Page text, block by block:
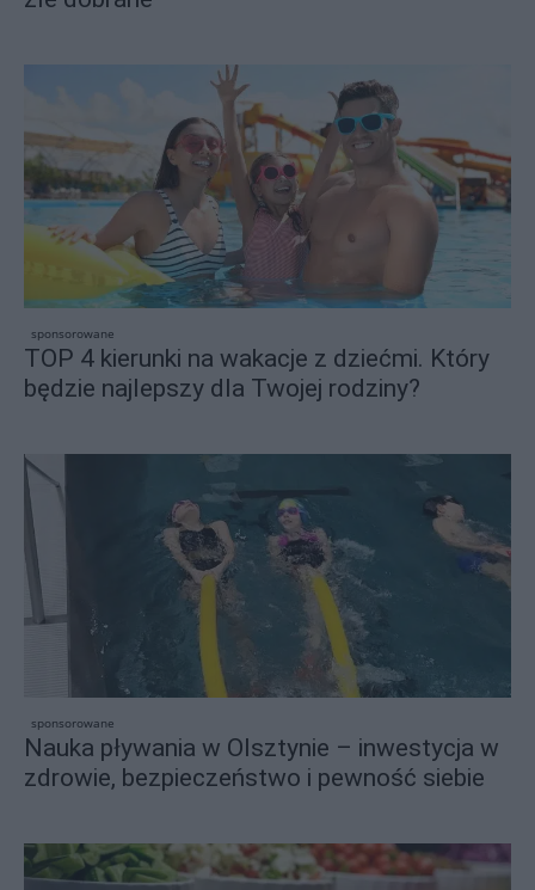
sponsorowane
TOP 4 kierunki na wakacje z dziećmi. Który
będzie najlepszy dla Twojej rodziny?
sponsorowane
Nauka pływania w Olsztynie – inwestycja w
zdrowie, bezpieczeństwo i pewność siebie